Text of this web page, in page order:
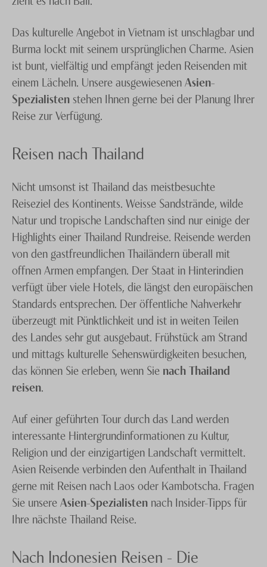
Das kulturelle Angebot in Vietnam ist unschlagbar und
Burma lockt mit seinem ursprünglichen Charme. Asien
ist bunt, vielfältig und empfängt jeden Reisenden mit
einem Lächeln. Unsere ausgewiesenenAsien-
Spezialistenstehen Ihnen gerne bei der Planung Ihrer
Reise zur Verfügung.
Reisen nach Thailand
Nicht umsonst ist Thailand das meistbesuchte
Reiseziel des Kontinents. Weisse Sandstrände, wilde
Natur und tropische Landschaften sind nur einige der
Highlights einer Thailand Rundreise. Reisende werden
von den gastfreundlichen Thailändern überall mit
offnen Armen empfangen. Der Staat in Hinterindien
verfügt über viele Hotels, die längst den europäischen
Standards entsprechen. Der öffentliche Nahverkehr
überzeugt mit Pünktlichkeit und ist in weiten Teilen
des Landes sehr gut ausgebaut. Frühstück am Strand
und mittags kulturelle Sehenswürdigkeiten besuchen,
das können Sie erleben, wenn Sie nach Thailand
reisen.
Auf einer geführten Tour durch das Land werden
interessante Hintergrundinformationen zu Kultur,
Religion und der einzigartigen Landschaft vermittelt.
Asien Reisende verbinden den Aufenthalt in Thailand
gerne mit Reisen nach Laos oder Kambotscha. Fragen
Sie unsereAsien-Spezialisten nach Insider-Tipps für
Ihre nächste Thailand Reise.
Nach Indonesien Reisen - Die